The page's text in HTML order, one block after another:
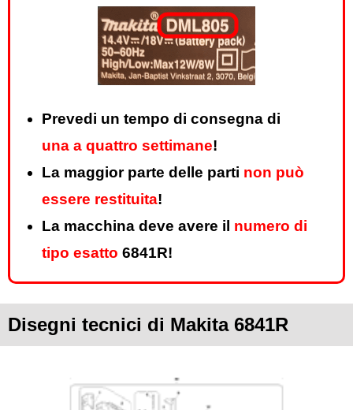
Prevedi un tempo di consegna di
una a quattro settimane!
La maggior parte delle parti non può
essere restituita!
La macchina deve avere il numero di
tipo esatto 6841R!
Disegni tecnici di Makita 6841R